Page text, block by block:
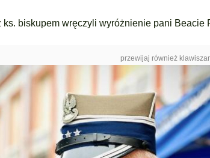
ks. biskupem wręczyli wyróżnienie pani Beacie
przewijaj również